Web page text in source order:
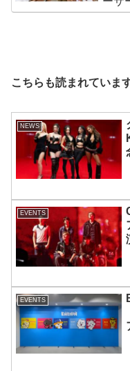
ン、
こちらも読まれていま
NEWS
EVENTS
EVENTS